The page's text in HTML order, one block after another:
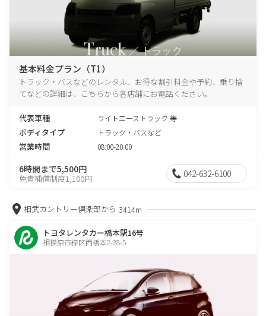
基本料金プラン（T1）
トラック・バスなどのレンタル、お得な割引料金や予約、乗り捨
てなどの詳細は、こちらから各店舗にお電話ください。
代表車種 ライトエーストラック 等
ボディタイプ トラック・バスなど
営業時間 08:00-20:00
6時間まで5,500円
免責補償制度1,100円 042-632-6100
相武カントリー倶楽部から 3414m
トヨタレンタカー橋本駅16号
相模原市緑区西橋本2-28-5